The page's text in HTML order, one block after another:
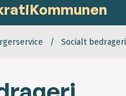
Kommunen
Socialt bedrageri